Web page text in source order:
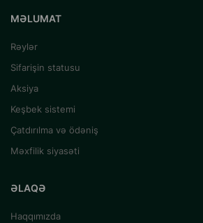
MƏLUMAT
Rəylər
Sifarişin statusu
Aksiya
Keşbek sistemi
Çatdırılma və ödəniş
Məxfilik siyasəti
ƏLAQƏ
Haqqımızda